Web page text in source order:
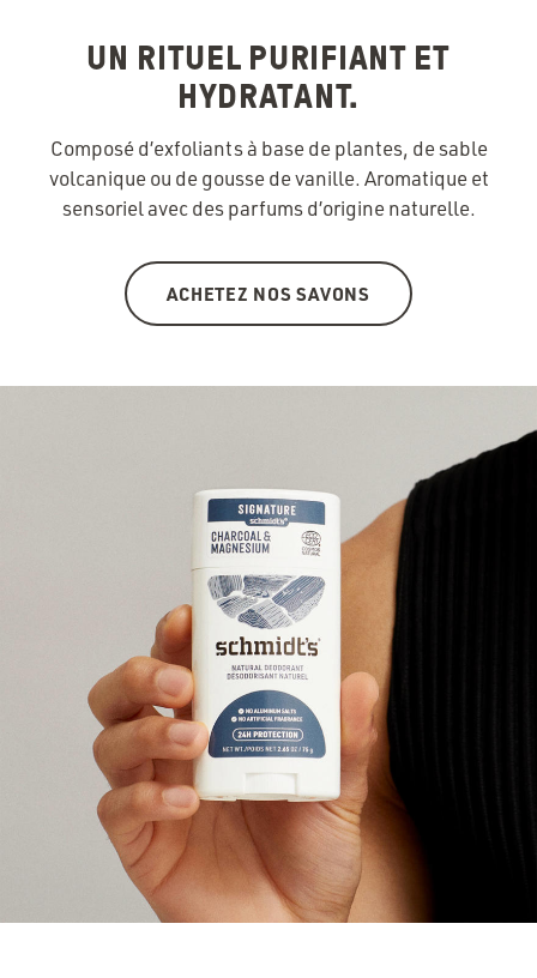
UN RITUEL PURIFIANT ET
HYDRATANT.
Composé d’exfoliants à base de plantes, de sable
volcanique ou de gousse de vanille. Aromatique et
sensoriel avec des parfums d’origine naturelle.
ACHETEZ NOS SAVONS